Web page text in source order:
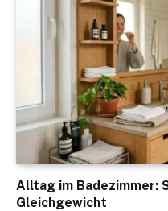
Alltag im Badezimmer:
Gleichgewicht